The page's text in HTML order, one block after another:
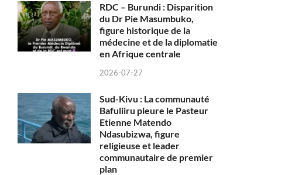
RDC – Burundi : Disparition
du Dr Pie Masumbuko,
figure historique de la
médecine et de la diplomatie
en Afrique centrale
2026-07-27
Sud-Kivu : La communauté
Bafuliiru pleure le Pasteur
Etienne Matendo
Ndasubizwa, figure
religieuse et leader
communautaire de premier
plan